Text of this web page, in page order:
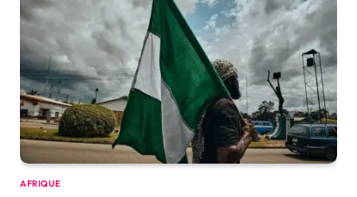
AFRIQUE